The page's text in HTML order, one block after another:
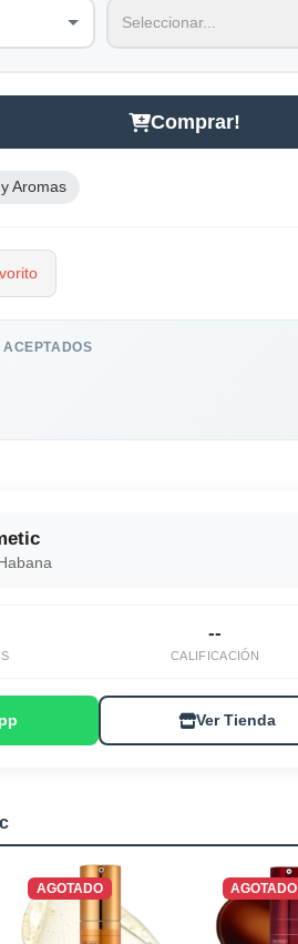
Comprar!
Aromas
ACEPTADOS
--
CALIFICACIÓN
Ver Tienda
AGOTADO AGOTADO